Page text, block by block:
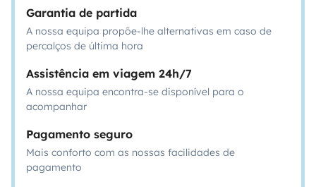
Garantia de partida
A nossa equipa propõe-lhe alternativas em caso de
percalços de última hora
Assistência em viagem 24h/7
A nossa equipa encontra-se disponível para o
acompanhar
Pagamento seguro
Mais conforto com as nossas facilidades de
pagamento